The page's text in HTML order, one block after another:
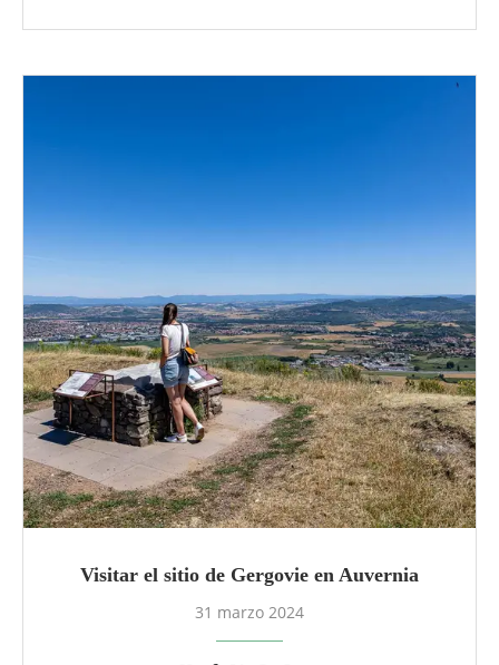
Visitar el sitio de Gergovie en Auvernia
31 marzo 2024